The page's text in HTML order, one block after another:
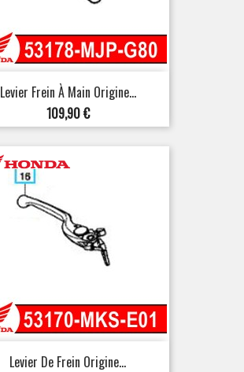
Levier Frein À Main Origine...
Prix
109,90 €
Levier De Frein Origine...